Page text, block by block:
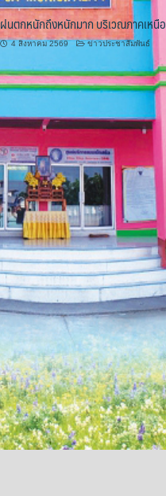
ฝนตกหนักถึงหนักมาก บริเวณภาคเหนือ
4 สิงหาคม 2569 ข่าวประชาสัมพันธ์